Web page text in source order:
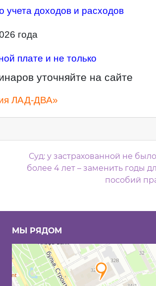
учета доходов и расходов
года
плате и не только
уточняйте на сайте
ЛАД-ДВА»
Суд: у застрахованной не
более 4 лет – заменить годы
пособий
МЫ РЯДОМ